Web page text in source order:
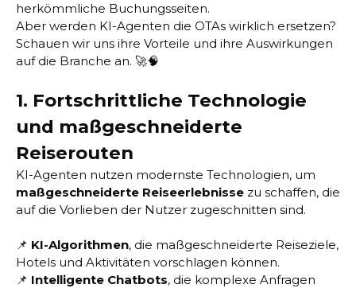
herkömmliche Buchungsseiten.
Aber werden KI-Agenten die OTAs wirklich ersetzen?
Schauen wir uns ihre Vorteile und ihre Auswirkungen
auf die Branche an. 🚀🧠
1. Fortschrittliche Technologie
und maßgeschneiderte
Reiserouten
KI-Agenten nutzen modernste Technologien, um
maßgeschneiderte Reiseerlebnisse zu schaffen, die
auf die Vorlieben der Nutzer zugeschnitten sind.
📌 KI-Algorithmen, die maßgeschneiderte Reiseziele,
Hotels und Aktivitäten vorschlagen können.
📌 Intelligente Chatbots, die komplexe Anfragen